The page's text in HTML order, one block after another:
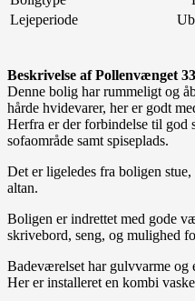
Lejeperiode
Beskrivelse af Pollenvænget
Denne bolig har rummeligt og
hårde hvidevarer, her er godt
Herfra er der forbindelse til god
sofaområde samt spiseplads.
Det er ligeledes fra boligen
altan.
Boligen er indrettet med gode
skrivebord, seng, og mulighed
Badeværelset har gulvvarme og
Her er installeret en kombi